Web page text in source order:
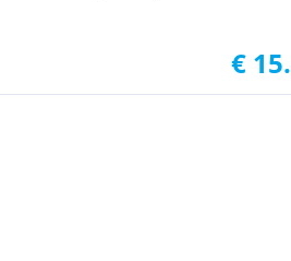
€